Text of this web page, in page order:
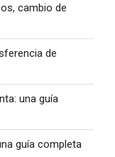
cambio de
de
una guía
guía completa